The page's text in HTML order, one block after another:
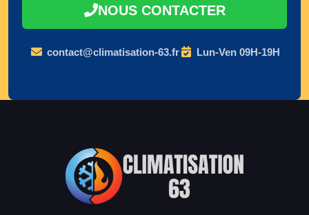
NOUS CONTACTER
contact@climatisation-63.fr Lun-Ven 09H-19H